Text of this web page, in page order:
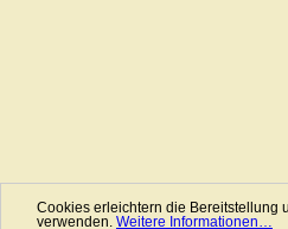
Cookies erleichtern die Bereitstellung
verwenden. Weitere Informationen…